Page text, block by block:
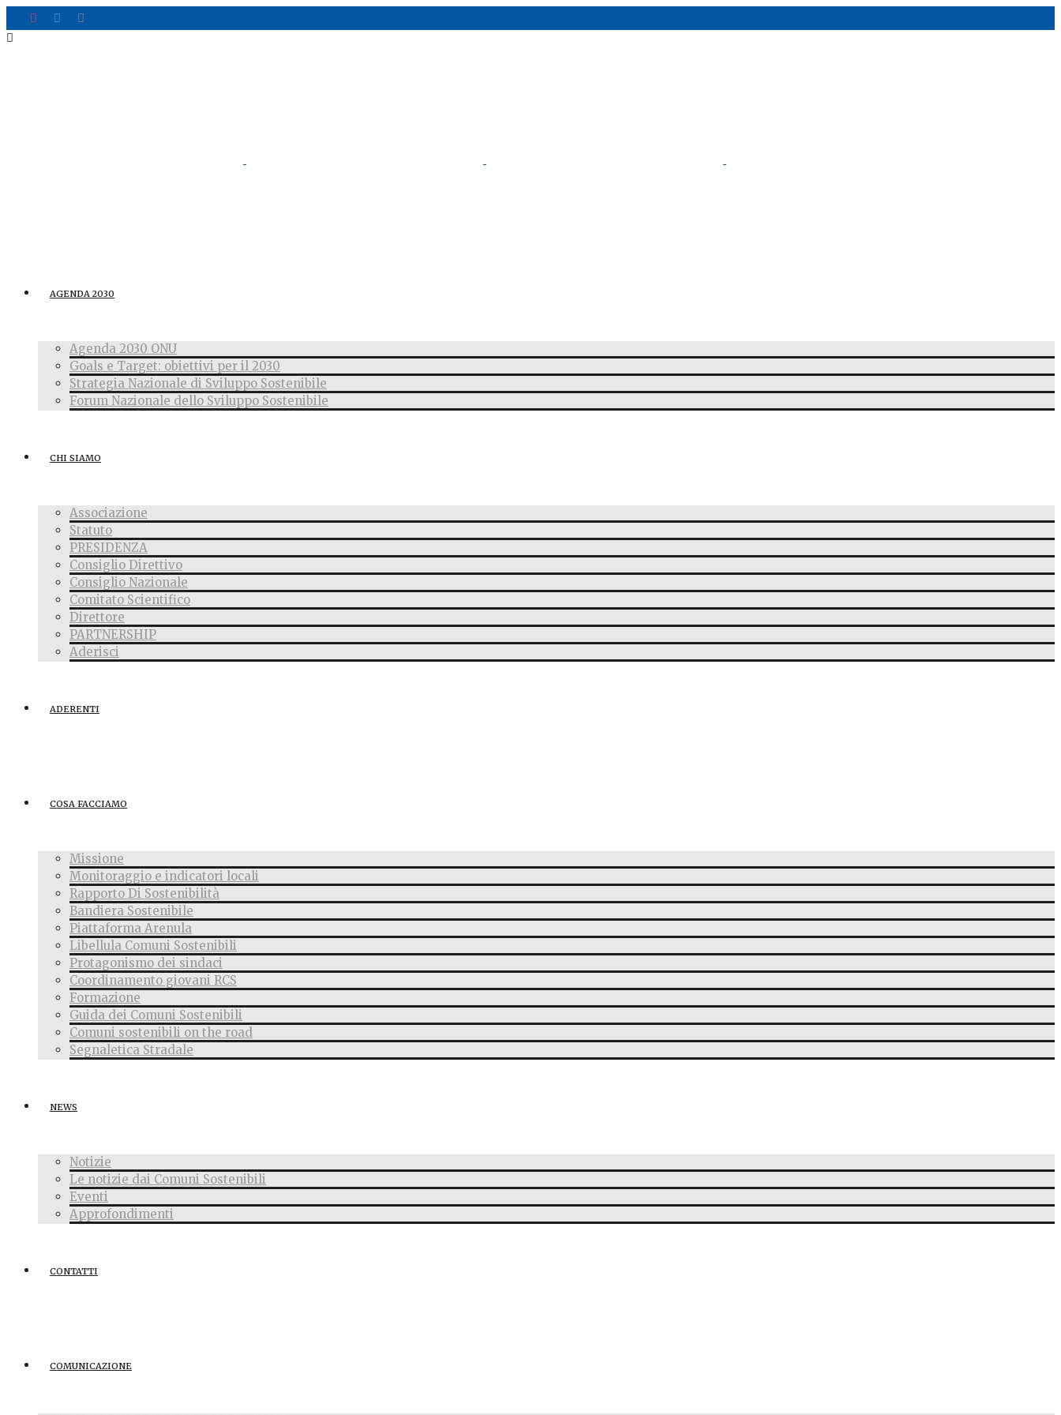
AGENDA 2030
Agenda 2030 ONU
Goals e Target: obiettivi per il 2030
Strategia Nazionale di Sviluppo Sostenibile
Forum Nazionale dello Sviluppo Sostenibile
CHI SIAMO
Associazione
Statuto
PRESIDENZA
Consiglio Direttivo
Consiglio Nazionale
Comitato Scientifico
Direttore
PARTNERSHIP
Aderisci
ADERENTI
COSA FACCIAMO
Missione
Monitoraggio e indicatori locali
Rapporto Di Sostenibilità
Bandiera Sostenibile
Piattaforma Arenula
Libellula Comuni Sostenibili
Protagonismo dei sindaci
Coordinamento giovani RCS
Formazione
Guida dei Comuni Sostenibili
Comuni sostenibili on the road
Segnaletica Stradale
NEWS
Notizie
Le notizie dai Comuni Sostenibili
Eventi
Approfondimenti
CONTATTI
COMUNICAZIONE